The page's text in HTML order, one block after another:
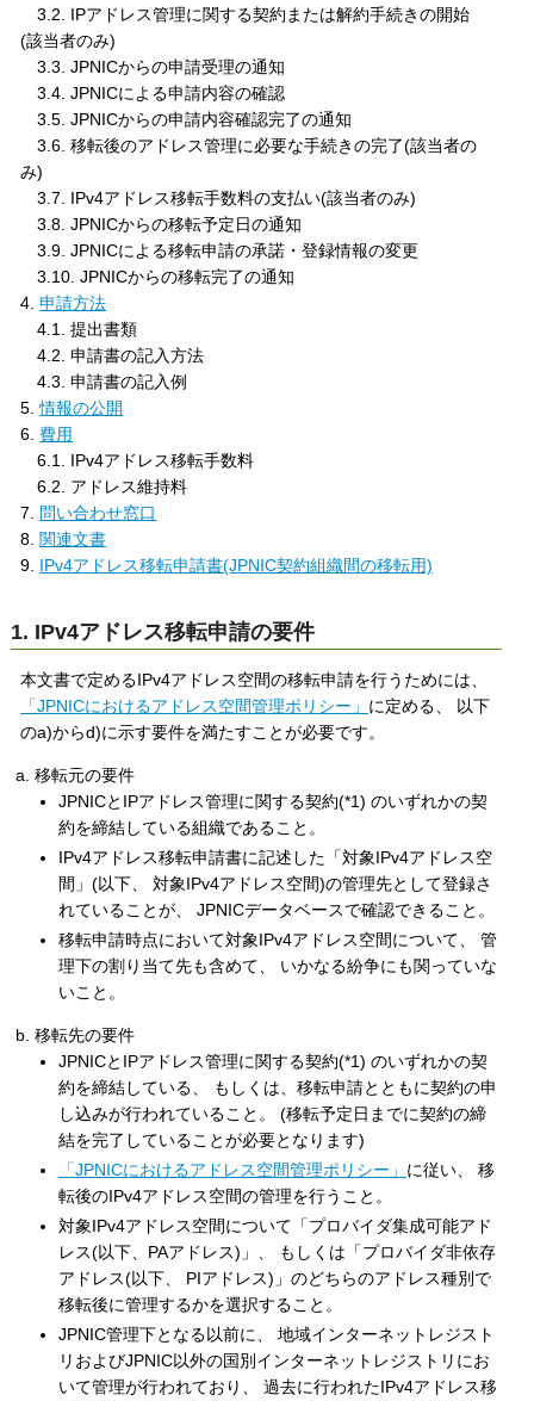
3.2. IPアドレス管理に関する契約または解約手続きの開始
(該当者のみ)
3.3. JPNICからの申請受理の通知
3.4. JPNICによる申請内容の確認
3.5. JPNICからの申請内容確認完了の通知
3.6. 移転後のアドレス管理に必要な手続きの完了(該当者の
み)
3.7. IPv4アドレス移転手数料の支払い(該当者のみ)
3.8. JPNICからの移転予定日の通知
3.9. JPNICによる移転申請の承諾・登録情報の変更
3.10. JPNICからの移転完了の通知
4.申請方法
4.1. 提出書類
4.2. 申請書の記入方法
4.3. 申請書の記入例
5.情報の公開
6.費用
6.1. IPv4アドレス移転手数料
6.2. アドレス維持料
7. 問い合わせ窓口
8. 関連文書
9. IPv4アドレス移転申請書(JPNIC契約組織間の移転用)
1. IPv4アドレス移転申請の要件
本文書で定めるIPv4アドレス空間の移転申請を行うためには、
「JPNICにおけるアドレス空間管理ポリシー」 に定める、 以下
のa)からd)に示す要件を満たすことが必要です。
移転元の要件
JPNICとIPアドレス管理に関する契約(*1) のいずれかの契
約を締結している組織であること。
IPv4アドレス移転申請書に記述した「対象IPv4アドレス空
間」(以下、 対象IPv4アドレス空間)の管理先として登録さ
れていることが、 JPNICデータベースで確認できること。
移転申請時点において対象IPv4アドレス空間について、 管
理下の割り当て先も含めて、 いかなる紛争にも関っていな
いこと。
移転先の要件
JPNICとIPアドレス管理に関する契約(*1) のいずれかの契
約を締結している、 もしくは、移転申請とともに契約の申
し込みが行われていること。 (移転予定日までに契約の締
結を完了していることが必要となります)
「JPNICにおけるアドレス空間管理ポリシー」 に従い、 移
転後のIPv4アドレス空間の管理を行うこと。
対象IPv4アドレス空間について「プロバイダ集成可能アド
レス(以下、PAアドレス)」、 もしくは「プロバイダ非依存
アドレス(以下、 PIアドレス)」のどちらのアドレス種別で
移転後に管理するかを選択すること。
JPNIC管理下となる以前に、 地域インターネットレジスト
リおよびJPNIC以外の国別インターネットレジストリにお
いて管理が行われており、 過去に行われたIPv4アドレス移